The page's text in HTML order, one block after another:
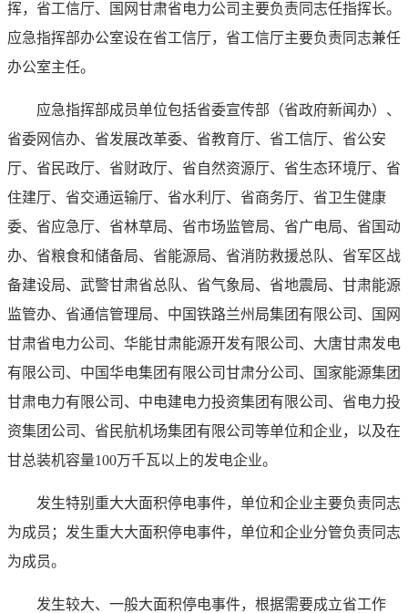
挥，省工信厅、国网甘肃省电力公司主要负责同志任指挥长。
应急指挥部办公室设在省工信厅，省工信厅主要负责同志兼任
办公室主任。
应急指挥部成员单位包括省委宣传部（省政府新闻办）、
省委网信办、省发展改革委、省教育厅、省工信厅、省公安
厅、省民政厅、省财政厅、省自然资源厅、省生态环境厅、省
住建厅、省交通运输厅、省水利厅、省商务厅、省卫生健康
委、省应急厅、省林草局、省市场监管局、省广电局、省国动
办、省粮食和储备局、省能源局、省消防救援总队、省军区战
备建设局、武警甘肃省总队、省气象局、省地震局、甘肃能源
监管办、省通信管理局、中国铁路兰州局集团有限公司、国网
甘肃省电力公司、华能甘肃能源开发有限公司、大唐甘肃发电
有限公司、中国华电集团有限公司甘肃分公司、国家能源集团
甘肃电力有限公司、中电建电力投资集团有限公司、省电力投
资集团公司、省民航机场集团有限公司等单位和企业，以及在
甘总装机容量100万千瓦以上的发电企业。
发生特别重大大面积停电事件，单位和企业主要负责同志
为成员；发生重大大面积停电事件，单位和企业分管负责同志
为成员。
发生较大、一般大面积停电事件，根据需要成立省工作